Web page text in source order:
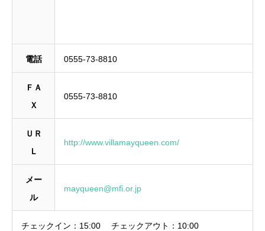
電話 0555-73-8810
ＦＡ
Ｘ
0555-73-8810
ＵＲ
Ｌ
http://www.villamayqueen.com/
メー
ル
mayqueen@mfi.or.jp
チェックイン： 15:00 チェックアウト： 10:00